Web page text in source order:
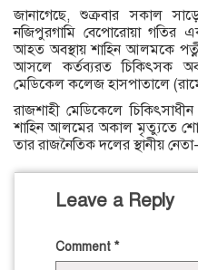
জানাগেছে, শুক্রবার সকাল
নজিপুরগামি বেপোরোয়া গতির
আহত অবস্থায় শাহিন আলমকে
আসলে কর্তব্যরত চিকিৎসক
মেডিকেল কলেজ হাসপাতালে
রাজশাহী মেডিকেলে
শাহিন আলমের অকাল মৃত্যুতে
তার রাজনৈতিক দলের স্থানীয় নেতা-
Leave a Reply
Comment *